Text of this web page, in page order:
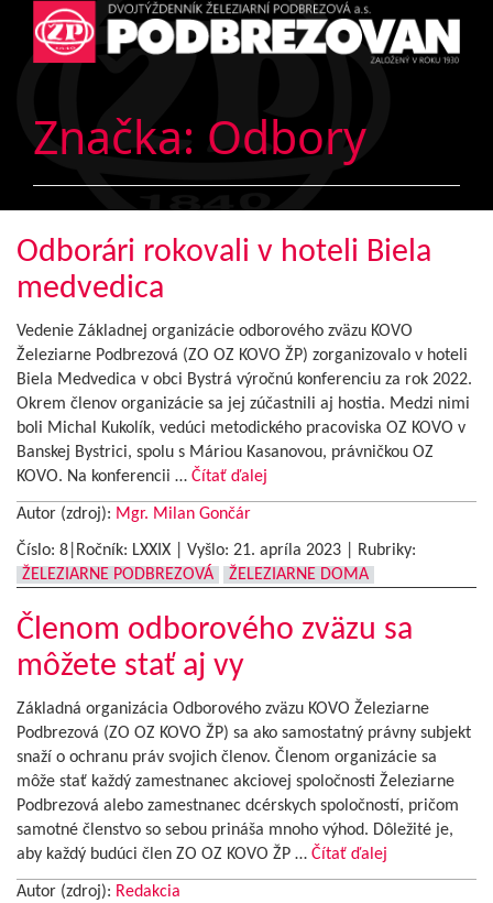
Značka: Odbory
Odborári rokovali v hoteli Biela
medvedica
Vedenie Základnej organizácie odborového zväzu KOVO
Železiarne Podbrezová (ZO OZ KOVO ŽP) zorganizovalo v hoteli
Biela Medvedica v obci Bystrá výročnú konferenciu za rok 2022.
Okrem členov organizácie sa jej zúčastnili aj hostia. Medzi nimi
boli Michal Kukolík, vedúci metodického pracoviska OZ KOVO v
Banskej Bystrici, spolu s Máriou Kasanovou, právničkou OZ
KOVO. Na konferencii … Čítať ďalej
Autor (zdroj): Mgr. Milan Gončár
Číslo: 8|Ročník: LXXIX | Vyšlo: 21. apríla 2023
Rubriky:
ŽELEZIARNE PODBREZOVÁ
ŽELEZIARNE DOMA
Členom odborového zväzu sa
môžete stať aj vy
Základná organizácia Odborového zväzu KOVO Železiarne
Podbrezová (ZO OZ KOVO ŽP) sa ako samostatný právny subjekt
snaží o ochranu práv svojich členov. Členom organizácie sa
môže stať každý zamestnanec akciovej spoločnosti Železiarne
Podbrezová alebo zamestnanec dcérskych spoločností, pričom
samotné členstvo so sebou prináša mnoho výhod. Dôležité je,
aby každý budúci člen ZO OZ KOVO ŽP … Čítať ďalej
Autor (zdroj): Redakcia